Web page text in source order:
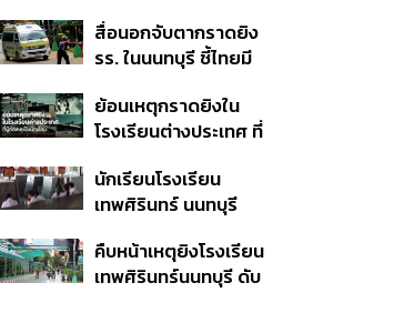
ค้นหา 2 รอบยืนยันไร้คน
ติดค้าง พบศพปู่-ย่าที่
สื่อนอกจับตากราดยิง
รร. ในนนทบุรี ชี้ไทยมี
ในระดับต้นของภูมิภาค
ย้อนเหตุกราดยิงใน
โรงเรียนต่างประเทศ ที่
นักเรียนโรงเรียน
เทพศิรินทร์ นนทบุรี
ปลอดภัยชั่วคราว หลัง
เหตุใช้อาวุธปืนภายใน
คืบหน้าเหตุยิงโรงเรียน
เทพศิรินทร์นนทบุรี ดับ